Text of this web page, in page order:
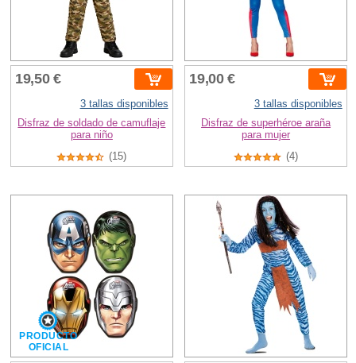
19,50 €
3 tallas disponibles
Disfraz de soldado de camuflaje
para niño
(15)
19,00 €
3 tallas disponibles
Disfraz de superhéroe araña
para mujer
(4)
PRODUCTO
OFICIAL